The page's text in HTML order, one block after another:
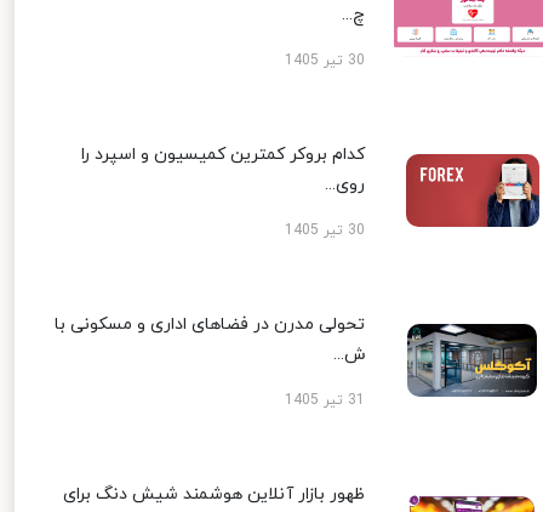
چ...
30 تیر 1405
کدام بروکر کمترین کمیسیون و اسپرد را
روی...
30 تیر 1405
تحولی مدرن در فضاهای اداری و مسکونی با
ش...
ظهور بازار آنلاین هوشمند شیش دنگ برای